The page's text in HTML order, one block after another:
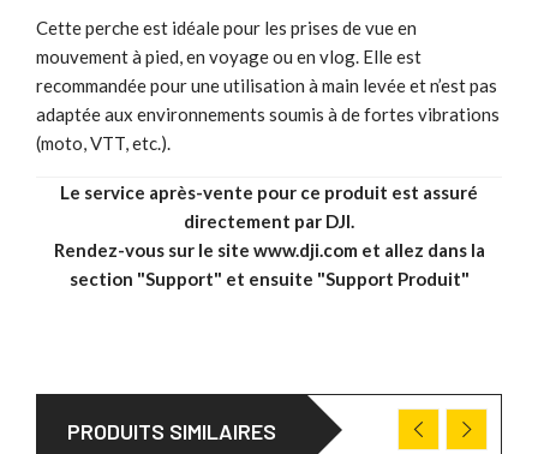
Cette perche est idéale pour les prises de vue en
mouvement à pied, en voyage ou en vlog. Elle est
recommandée pour une utilisation à main levée et n’est pas
adaptée aux environnements soumis à de fortes vibrations
(moto, VTT, etc.).
Le service après-vente pour ce produit est assuré
directement par DJI.
Rendez-vous sur le site www.dji.com et allez dans la
section "Support" et ensuite "Support Produit"
PRODUITS SIMILAIRES